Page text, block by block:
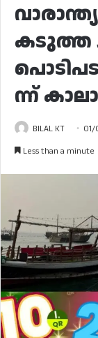
കടുത്ത
ന്ന്
BILAL KT
Less than a minute